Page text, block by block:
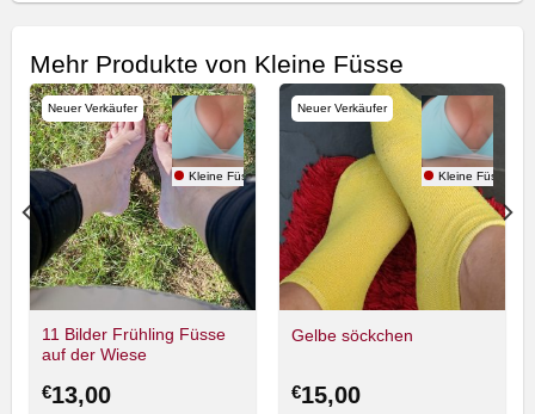
Mehr Produkte von Kleine Füsse
Neuer Verkäufer
Kleine Füsse
11 Bilder Frühling Füsse
auf der Wiese
€13,00
Neuer Verkäufer
Kleine Füsse
Gelbe söckchen
€15,00